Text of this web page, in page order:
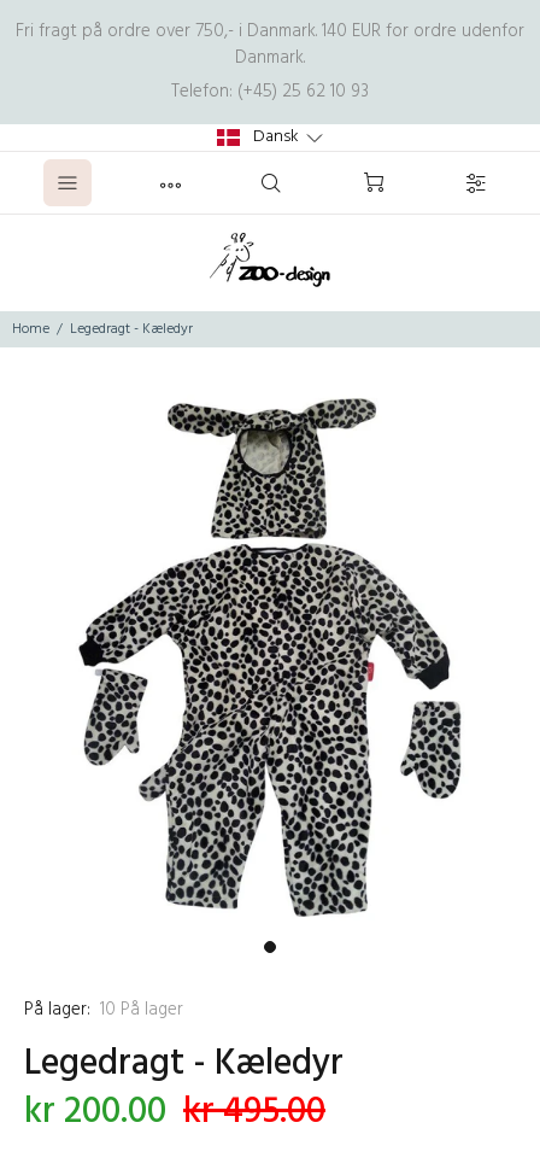
Fri fragt på ordre over 750,- i Danmark. 140 EUR for ordre udenfor
Danmark.
Telefon: (+45) 25 62 10 93
Dansk
Home Legedragt - Kæledyr
På lager: 10 På lager
Legedragt - Kæledyr
kr 200.00 kr 495.00